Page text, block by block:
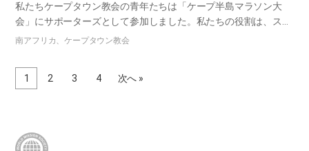
私たちケープタウン教会の青年たちは「ケープ半島マラソン大
会」にサポーターズとして参加しました。私たちの役割は、スタ
ート地点とゴール地点の給水所で水を配ることでした。 アフリカ
ープタウ…
南アフリカ、ケープタウン教会
1 2 3 4 次へ »